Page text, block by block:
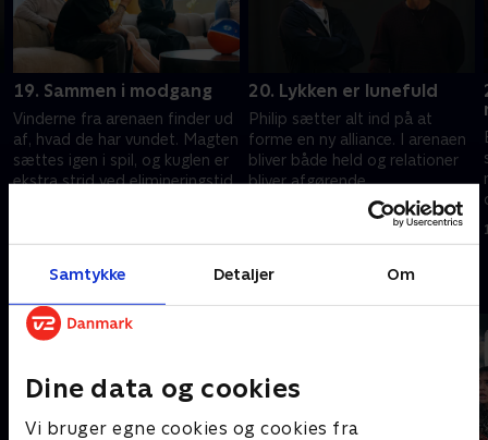
Samtykke Detaljer Om
Dine data og cookies
Vi bruger egne cookies og cookies fra
19. Sammen i modgang
Vinderne fra arenaen finder ud
af, hvad de har vundet. Magten
sættes igen i spil, og kuglen er
ekstra strid ved elimineringstid.
20. Lykken er lunefuld
Philip sætter alt ind på at
forme en ny alliance. I arenaen
bliver både held og relationer
bliver afgørende.
17. februar 2026 • 31 min
Andre så også